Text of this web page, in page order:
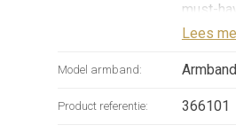
must-
piece of
cm)
Lees
Model armband:
Product referentie: 366101